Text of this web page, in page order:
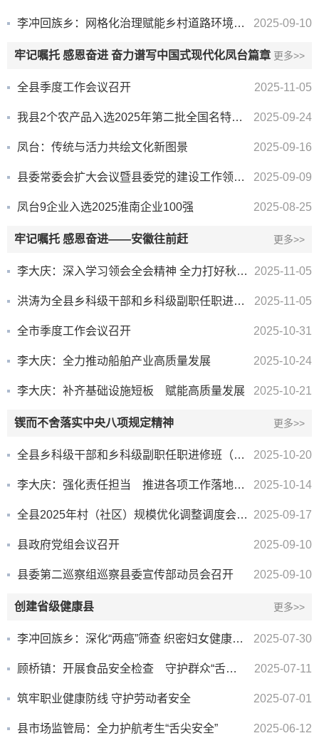
2025-09-10
李冲回族乡：网格化治理赋能乡村道路环境提质
更多>>
牢记嘱托 感恩奋进 奋力谱写中国式现代化凤台篇章
2025-11-05
全县季度工作会议召开
2025-09-24
我县2个农产品入选2025年第二批全国名特优新农产品名录
2025-09-16
凤台：传统与活力共绘文化新图景
2025-09-09
县委常委会扩大会议暨县委党的建设工作领导小组会议召开
2025-08-25
凤台9企业入选2025淮南企业100强
更多>>
牢记嘱托 感恩奋进——安徽往前赶
2025-11-05
李大庆：深入学习领会全会精神 全力打好秋种和秸秆禁烧攻坚战
2025-11-05
洪涛为全县乡科级干部和乡科级副职任职进修班（第二期）学员授课
2025-10-31
全市季度工作会议召开
2025-10-24
李大庆：全力推动船舶产业高质量发展
2025-10-21
李大庆：补齐基础设施短板 赋能高质量发展
更多>>
锲而不舍落实中央八项规定精神
2025-10-20
全县乡科级干部和乡科级副职任职进修班（第二期）开班
2025-10-14
李大庆：强化责任担当 推进各项工作落地见效
2025-09-17
全县2025年村（社区）规模优化调整调度会暨第二批群众诉求高频事项攻坚治理工作推进会召开
2025-09-10
县政府党组会议召开
2025-09-10
县委第二巡察组巡察县委宣传部动员会召开
更多>>
创建省级健康县
2025-07-30
李冲回族乡：深化“两癌”筛查 织密妇女健康防线
2025-07-11
顾桥镇：开展食品安全检查 守护群众“舌尖上的安全”
2025-07-01
筑牢职业健康防线 守护劳动者安全
2025-06-12
县市场监管局：全力护航考生“舌尖安全”